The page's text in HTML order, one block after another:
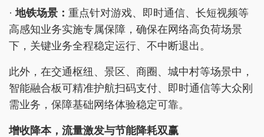
·地铁场景： 重点针对游戏、即时通信、长短视频等
高感知业务实施专属保障，确保在网络高负荷场景
下，关键业务全程稳定运行、不中断退出。
此外，在交通枢纽、景区、商圈、城中村等场景中，
智能融合板可精准护航扫码支付、即时通信等大众刚
需业务，保障基础网络体验稳定可靠。
增收降本，流量激发与节能降耗双赢